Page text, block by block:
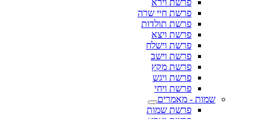
פרשת וירא
פרשת חיי שרה
פרשת תולדות
פרשת ויצא
פרשת וישלח
פרשת וישב
פרשת מקץ
פרשת ויגש
פרשת ויחי
שמות - מאמרים
פרשת שמות